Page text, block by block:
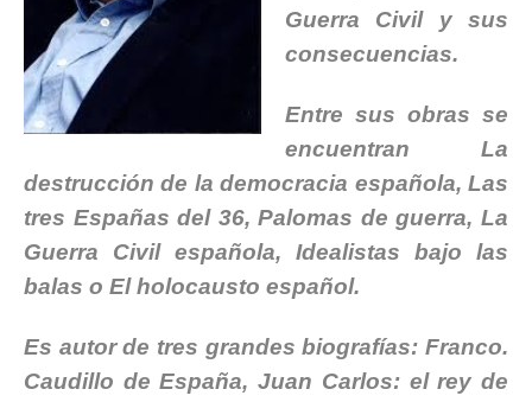
Guerra Civil y sus
consecuencias.
Entre sus obras se
encuentran La
destrucción de la democracia española, Las
tres Españas del 36, Palomas de guerra, La
Guerra Civil española, Idealistas bajo las
balas o El holocausto español.
Es autor de tres grandes biografías: Franco.
Caudillo de España, Juan Carlos: el rey de